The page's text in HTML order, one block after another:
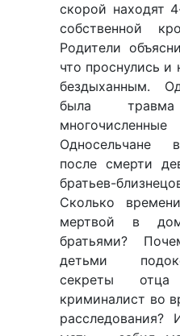
скорой находят
собственной
Родители
что проснулись
бездыханным.
была
Односельчане
после смерти
братьев-
Сколько
мертвой в
братьями?
детьми
секреты
криминалист во